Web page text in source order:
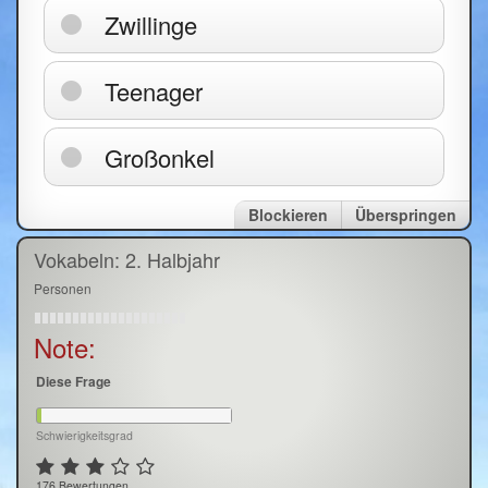
Zwillinge
Teenager
Großonkel
Überspringen
Blockieren
Vokabeln: 2. Halbjahr
Personen
Note:
Diese Frage
Schwierigkeitsgrad